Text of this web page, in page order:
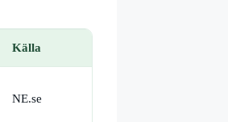
Källa
NE.se